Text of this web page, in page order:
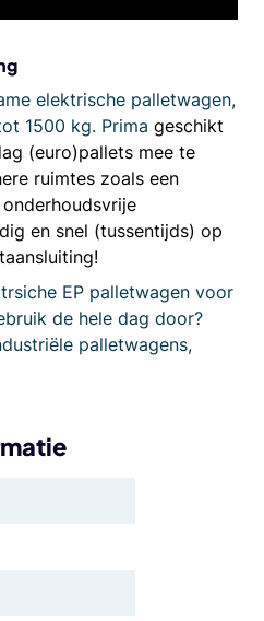
elektrische palletwagen,
1500 kg. Prima geschikt
(euro)pallets mee te
ruimtes zoals een
en snel (tussentijds) op
EP palletwagen voor
de hele dag door?
palletwagens,